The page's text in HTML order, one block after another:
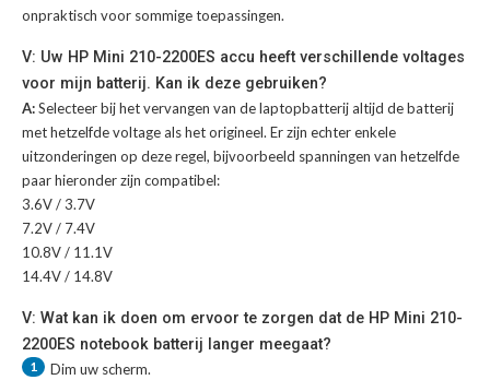
onpraktisch voor sommige toepassingen.
V: Uw HP Mini 210-2200ES accu heeft verschillende voltages
voor mijn batterij. Kan ik deze gebruiken?
A:Selecteer bij het vervangen van de laptopbatterij altijd de batterij
met hetzelfde voltage als het origineel. Er zijn echter enkele
uitzonderingen op deze regel, bijvoorbeeld spanningen van hetzelfde
paar hieronder zijn compatibel:
3.6V / 3.7V
7.2V / 7.4V
10.8V / 11.1V
14.4V / 14.8V
V: Wat kan ik doen om ervoor te zorgen dat de HP Mini 210-
2200ES notebook batterij langer meegaat?
1 Dim uw scherm.